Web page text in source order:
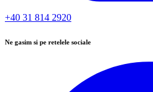
+40 31 814 2920
Ne gasim si pe retelele sociale